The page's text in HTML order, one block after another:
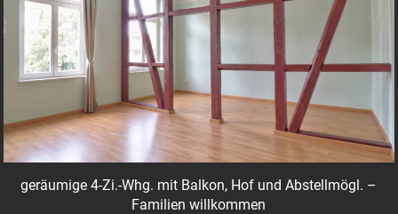
geräumige 4-Zi.-Whg. mit Balkon, Hof und Abstellmögl. –
Familien willkommen